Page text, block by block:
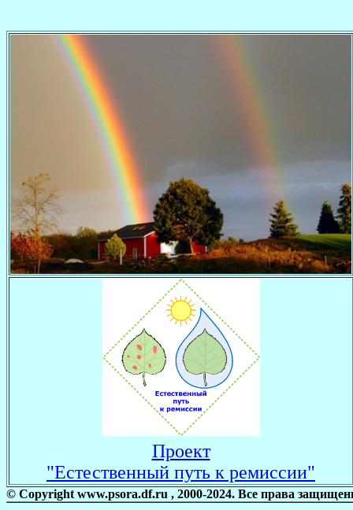
Проект
"Естественный путь к ремиссии"
© Сopyright www.psora.df.ru , 2000-2024. Все права